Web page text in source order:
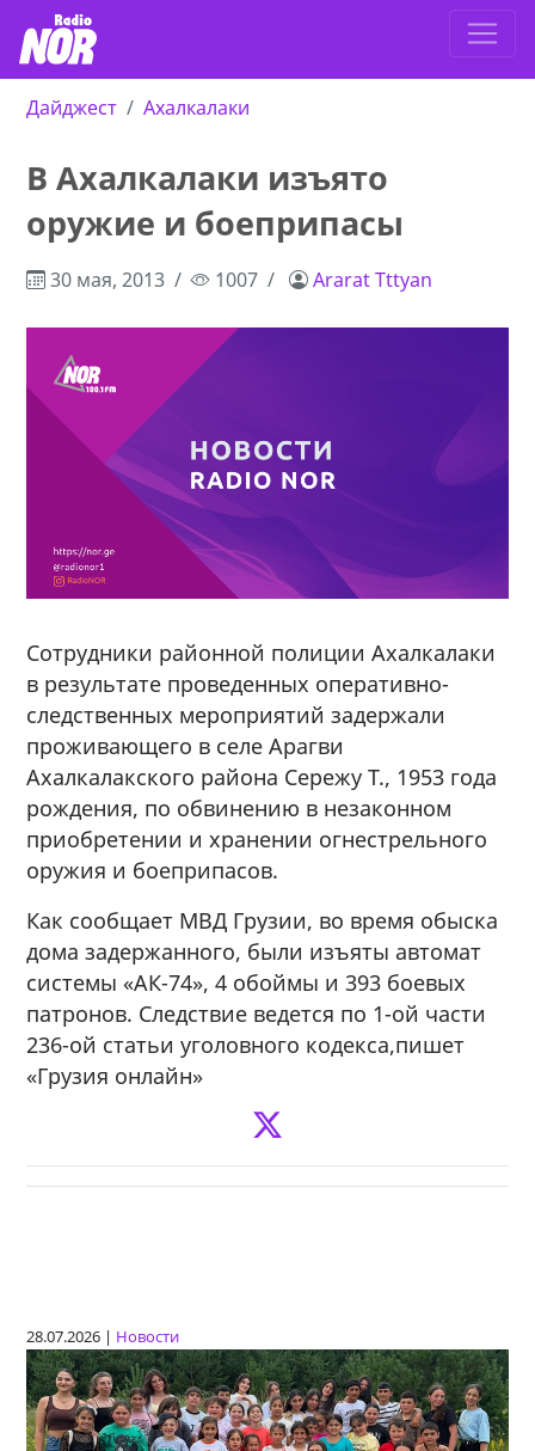
Дайджест Ахалкалаки
В Ахалкалаки изъято
оружие и боеприпасы
30 мая, 2013 1007 Ararat Tttyan
Сотрудники районной полиции Ахалкалаки
в результате проведенных оперативно-
следственных мероприятий задержали
проживающего в селе Арагви
Ахалкалакского района Сережу Т., 1953 года
рождения, по обвинению в незаконном
приобретении и хранении огнестрельного
оружия и боеприпасов.
Как сообщает МВД Грузии, во время обыска
дома задержанного, были изъяты автомат
системы «АК-74», 4 обоймы и 393 боевых
патронов. Следствие ведется по 1-ой части
236-ой статьи уголовного кодекса,пишет
«Грузия онлайн»
28.07.2026 | Новости